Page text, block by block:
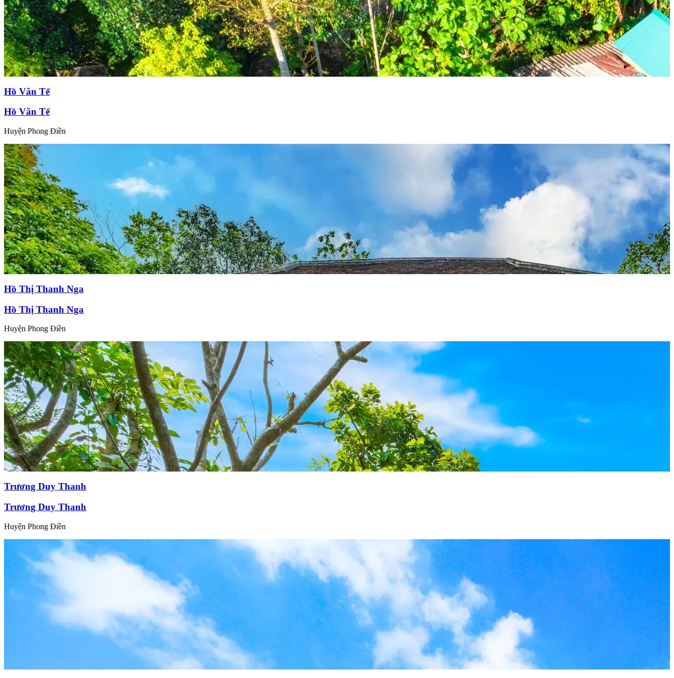
Hồ Văn Tế
Hồ Văn Tế
Huyện Phong Điền
Hồ Thị Thanh Nga
Hồ Thị Thanh Nga
Huyện Phong Điền
Trương Duy Thanh
Trương Duy Thanh
Huyện Phong Điền